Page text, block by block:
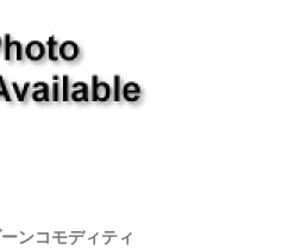
ンコモディティ